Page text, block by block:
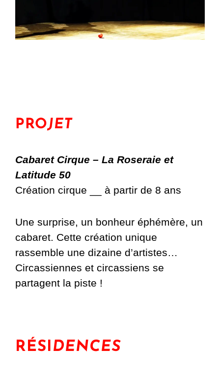
PROJET
Cabaret Cirque – La Roseraie et
Latitude 50
Création cirque __ à partir de 8 ans
Une surprise, un bonheur éphémère, un
cabaret. Cette création unique
rassemble une dizaine d’artistes…
Circassiennes et circassiens se
partagent la piste !
RÉSIDENCES